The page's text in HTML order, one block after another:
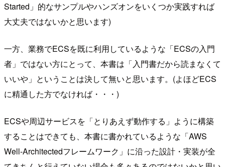
Started」的なサンプルやハンズオンをいくつか実践すれば
大丈夫ではないかと思います)
一方、業務でECSを既に利用しているような「ECSの入門
者」ではない方にとって、本書は「入門書だから読まなくて
いいや」ということは決して無いと思います。(よほどECS
に精通した方でなければ・・・)
ECSや周辺サービスを「とりあえず動作する」ように構築
することはできても、本書に書かれているような「AWS
Well-Architectedフレームワーク」に沿った設計・実装が全